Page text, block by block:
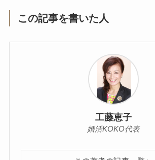
この記事を書いた人
工藤恵子
婚活KOKO代表